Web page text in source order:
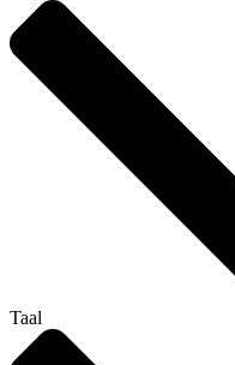
Taal